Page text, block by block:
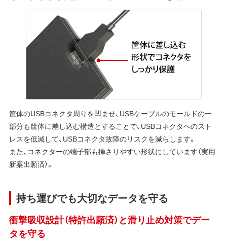
筐体のUSBコネクタ周りを凹ませ、USBケーブルのモールドの一
部分も筐体に差し込む構造とすることで、USBコネクタへのスト
レスを低減して、USBコネクタ故障のリスクを減らします。
また、コネクターの端子部も挿さりやすい形状にしています（実用
新案出願済）。
持ち運びでも大切なデータを守る
衝撃吸収設計（特許出願済）と滑り止め対策でデー
タを守る